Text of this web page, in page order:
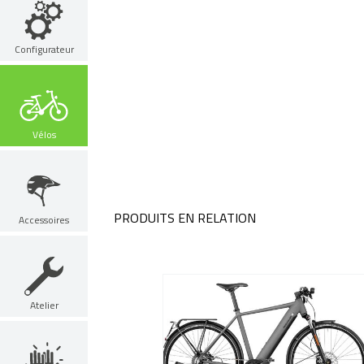
Configurateur
Vélos
Accessoires
Atelier
PRODUITS EN RELATION